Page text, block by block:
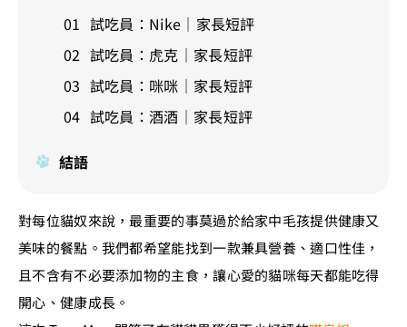
試吃員：Nike｜家長短評
試吃員：虎克｜家長短評
試吃員：咪咪｜家長短評
試吃員：酒酒｜家長短評
結語
對每位貓奴來說，最重要的事莫過於給家中毛孩提供健康又
美味的餐點。我們都希望能找到一款兼具營養、適口性佳，
且不含有不必要添加物的主食，讓心愛的貓咪每天都能吃得
開心、健康成長。